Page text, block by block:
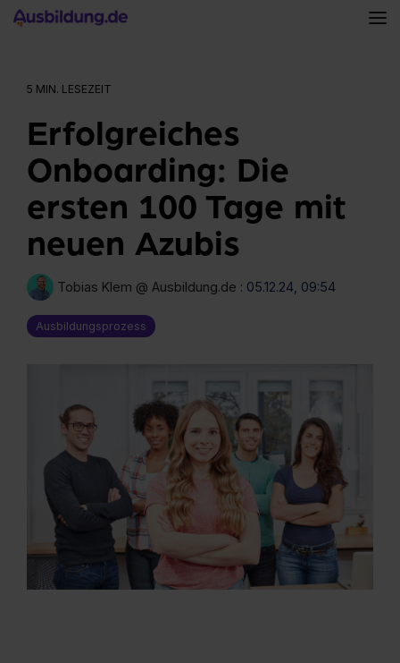
Skip
5 MIN. LESEZEIT
Erfolgreiches
Onboarding: Die
ersten 100 Tage mit
neuen Azubis
Tobias Klem @ Ausbildung.de : 05.12.24, 09:54
Ausbildungsprozess